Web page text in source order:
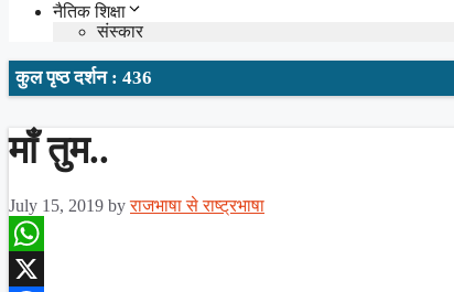
नैतिक शिक्षा
संस्कार
कुल पृष्ठ दर्शन : 436
माँ तुम..
July 15, 2019 byराजभाषा से राष्ट्रभाषा
WhatsApp